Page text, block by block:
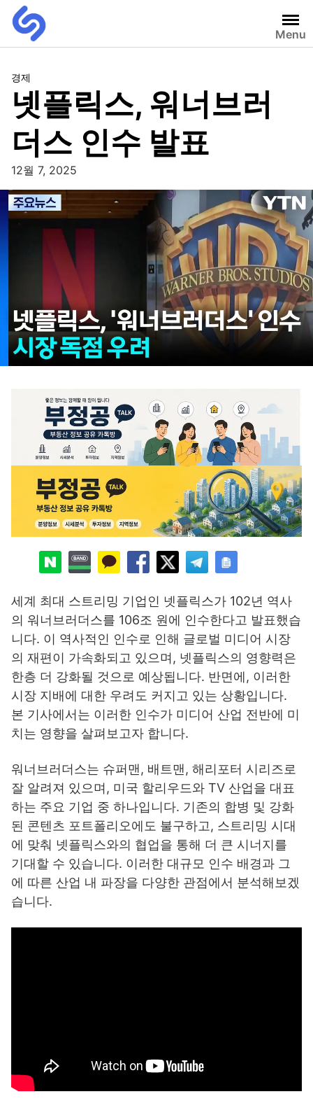
Menu
경제
넷플릭스, 워너브러
더스 인수 발표
12월 7, 2025
세계 최대 스트리밍 기업인 넷플릭스가 102년 역사
의 워너브러더스를 106조 원에 인수한다고 발표했습
니다. 이 역사적인 인수로 인해 글로벌 미디어 시장
의 재편이 가속화되고 있으며, 넷플릭스의 영향력은
한층 더 강화될 것으로 예상됩니다. 반면에, 이러한
시장 지배에 대한 우려도 커지고 있는 상황입니다.
본 기사에서는 이러한 인수가 미디어 산업 전반에 미
치는 영향을 살펴보고자 합니다.
워너브러더스는 슈퍼맨, 배트맨, 해리포터 시리즈로
잘 알려져 있으며, 미국 할리우드와 TV 산업을 대표
하는 주요 기업 중 하나입니다. 기존의 합병 및 강화
된 콘텐츠 포트폴리오에도 불구하고, 스트리밍 시대
에 맞춰 넷플릭스와의 협업을 통해 더 큰 시너지를
기대할 수 있습니다. 이러한 대규모 인수 배경과 그
에 따른 산업 내 파장을 다양한 관점에서 분석해보겠
습니다.